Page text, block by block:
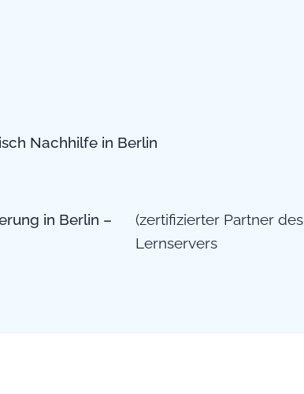
Nachhilfe in Berlin
in Berlin –
(zertifizierter Partner des
Lernservers